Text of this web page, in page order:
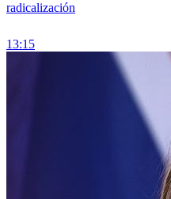
radicalización
13:15